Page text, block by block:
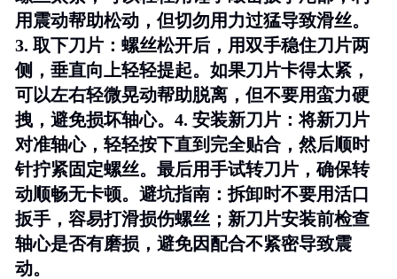
用震动帮助松动，但切勿用力过猛导致滑丝。
3. 取下刀片 ：螺丝松开后，用双手稳住刀片两
侧，垂直向上轻轻提起。如果刀片卡得太紧，
可以左右轻微晃动帮助脱离，但不要用蛮力硬
拽，避免损坏轴心。4. 安装新刀片 ：将新刀片
对准轴心，轻轻按下直到完全贴合，然后顺时
针拧紧固定螺丝。最后用手试转刀片，确保转
动顺畅无卡顿。 避坑指南 ：拆卸时不要用活口
扳手，容易打滑损伤螺丝；新刀片安装前检查
轴心是否有磨损，避免因配合不紧密导致震
动。